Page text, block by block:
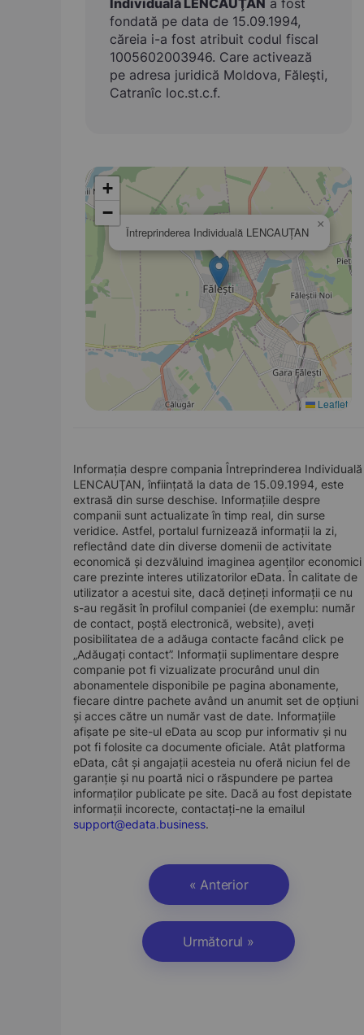
Individuală LENCAUŢAN a fost
fondată pe data de 15.09.1994,
căreia i-a fost atribuit codul fiscal
1005602003946. Care activează
pe adresa juridică Moldova, Făleşti,
Catranîc loc.st.c.f.
Întreprinderea Individuală LENCAUŢAN
×
+
−
Leaflet
Informația despre compania Întreprinderea Individuală
LENCAUŢAN, înființată la data de 15.09.1994, este
extrasă din surse deschise. Informațiile despre
companii sunt actualizate în timp real, din surse
veridice. Astfel, portalul furnizează informații la zi,
reflectând date din diverse domenii de activitate
economică și dezvăluind imaginea agenților economici
care prezinte interes utilizatorilor eData. În calitate de
utilizator a acestui site, dacă dețineți informații ce nu
s-au regăsit în profilul companiei (de exemplu: număr
de contact, poștă electronică, website), aveți
posibilitatea de a adăuga contacte facând click pe
„Adăugați contact”. Informații suplimentare despre
companie pot fi vizualizate procurând unul din
abonamentele disponibile pe pagina abonamente,
fiecare dintre pachete având un anumit set de opțiuni
și acces către un număr vast de date. Informațiile
afișate pe site-ul eData au scop pur informativ și nu
pot fi folosite ca documente oficiale. Atât platforma
eData, cât și angajații acesteia nu oferă niciun fel de
garanție și nu poartă nici o răspundere pe partea
informaților publicate pe site. Dacă au fost depistate
informații incorecte, contactați-ne la emailul
support@edata.business.
« Anterior
Următorul »